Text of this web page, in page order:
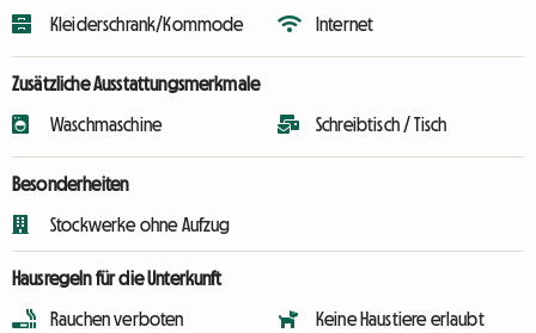
Kleiderschrank/Kommode Internet
Zusätzliche Ausstattungsmerkmale
Waschmaschine Schreibtisch / Tisch
Besonderheiten
Stockwerke ohne Aufzug
Hausregeln für die Unterkunft
Rauchen verboten Keine Haustiere erlaubt